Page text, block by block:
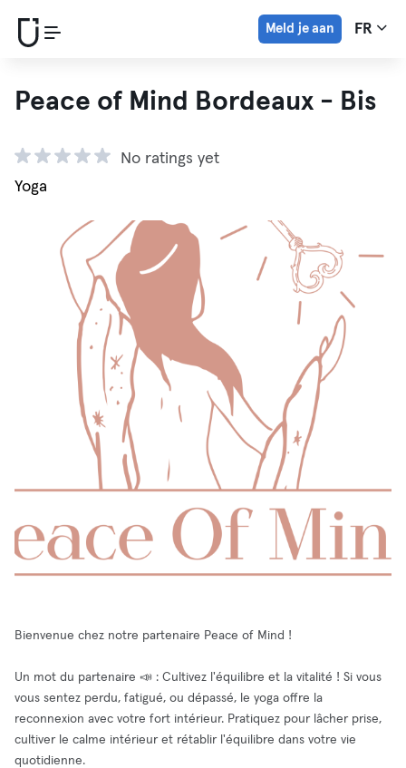
Meld je aan FR
Peace of Mind Bordeaux - Bis
No ratings yet
Yoga
Bienvenue chez notre partenaire Peace of Mind !
Un mot du partenaire 📣 : Cultivez l'équilibre et la vitalité ! Si vous
vous sentez perdu, fatigué, ou dépassé, le yoga offre la
reconnexion avec votre fort intérieur. Pratiquez pour lâcher prise,
cultiver le calme intérieur et rétablir l'équilibre dans votre vie
quotidienne.